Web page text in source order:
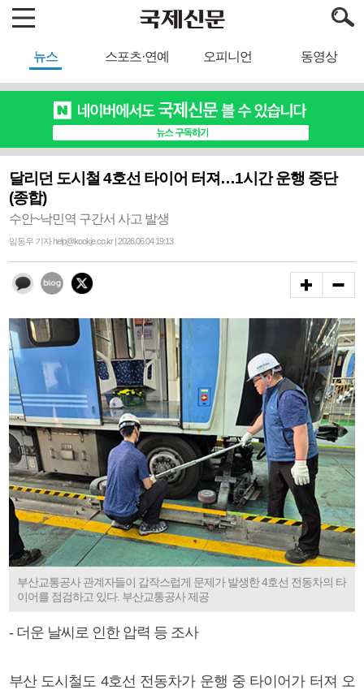
뉴스 스포츠·연예 오피니언 동영상
달리던 도시철 4호선 타이어 터져…1시간 운행 중단
(종합)
수안~낙민역 구간서 사고 발생
임동우 기자 help@kookje.co.kr | 2026.06.04 19:13
부산교통공사 관계자들이 갑작스럽게 문제가 발생한 4호선 전동차의 타
이어를 점검하고 있다. 부산교통공사 제공
- 더운 날씨로 인한 압력 등 조사
부산 도시철도 4호선 전동차가 운행 중 타이어가 터져 오